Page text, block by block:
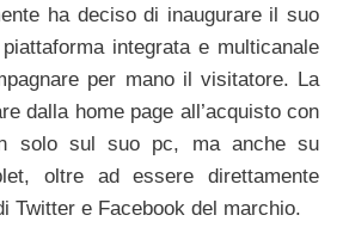
ha deciso di inaugurare il suo
integrata e multicanale
per mano il visitatore. La
dalla home page all’acquisto con
solo sul suo pc, ma anche su
oltre ad essere direttamente
Twitter e Facebook del marchio.